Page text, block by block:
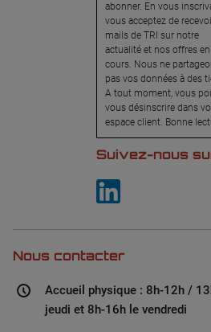
abonner. En vous
vous acceptez de
mails de TRI sur notre
actualité et nos offres en
cours. Nous ne
pas vos données à des
A tout moment, vous
vous désinscrire dans
espace client. Bonne
Suivez-nous
Nous contacter
Accueil physique : 8h-12h /
jeudi et 8h-16h le vendredi